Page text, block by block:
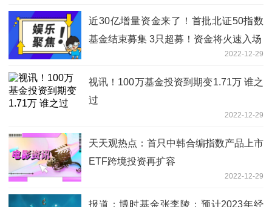
近30亿增量资金来了！首批北证50指数
基金结束募集 3只超募！资金将火速入场
2022-12-29
视讯！100万基金投资到期变1.71万 谁之
过
2022-12-29
天天观热点：首只中韩合编指数产品上市
ETF跨境投资再扩容
2022-12-29
报道：博时基金张李陵：预计2023年经